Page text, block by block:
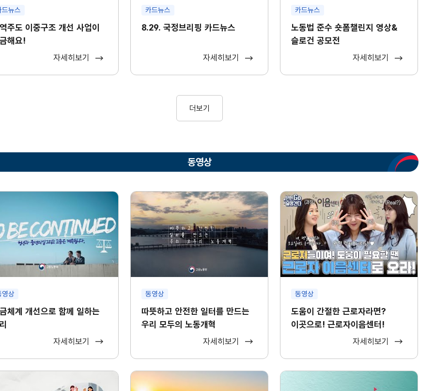
드뉴스
주도 이중구조 개선 사업이
해요!
자세히보기
카드뉴스
8.29. 국정브리핑 카드뉴스
자세히보기
카드뉴스
노동법 준수 숏폼챌린지 영상&
슬로건 공모전
자세히보기
더보기
동영상
영상
체계 개선으로 함께 일하는
자세히보기
동영상
따뜻하고 안전한 일터를 만드는
우리 모두의 노동개혁
자세히보기
동영상
도움이 간절한 근로자라면?
이곳으로! 근로자이음센터!
자세히보기